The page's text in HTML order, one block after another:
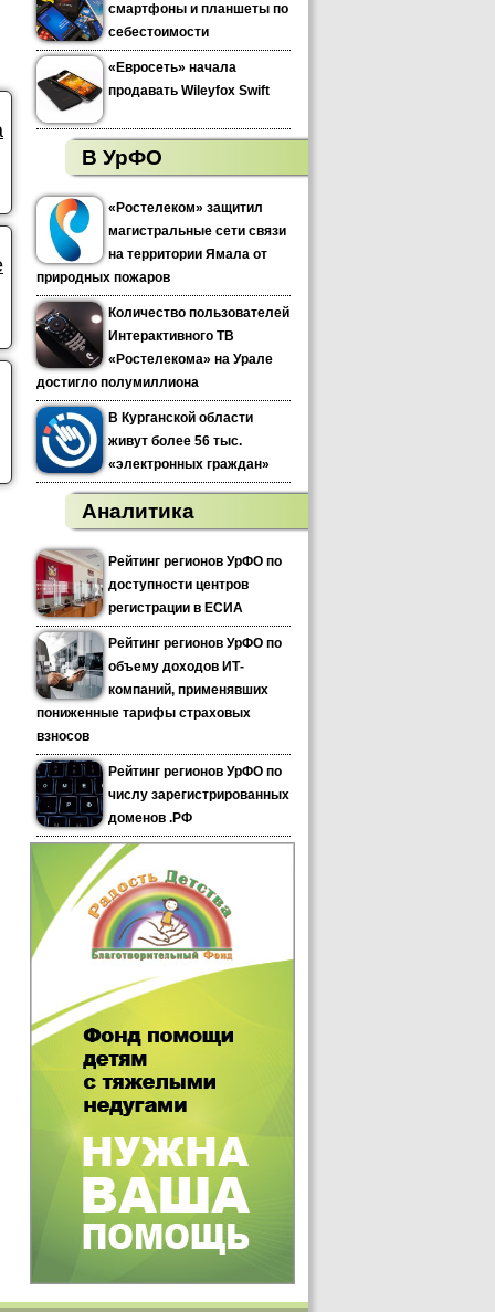
смартфоны и планшеты по
себестоимости
«Евросеть» начала
продавать Wileyfox Swift
В УрФО
«Ростелеком» защитил
магистральные сети связи
на территории Ямала от
природных пожаров
Количество пользователей
Интерактивного ТВ
«Ростелекома» на Урале
достигло полумиллиона
В Курганской области
живут более 56 тыс.
«электронных граждан»
Аналитика
Рейтинг регионов УрФО по
доступности центров
регистрации в ЕСИА
Рейтинг регионов УрФО по
объему доходов ИТ-
компаний, применявших
пониженные тарифы страховых
взносов
Рейтинг регионов УрФО по
числу зарегистрированных
доменов .РФ